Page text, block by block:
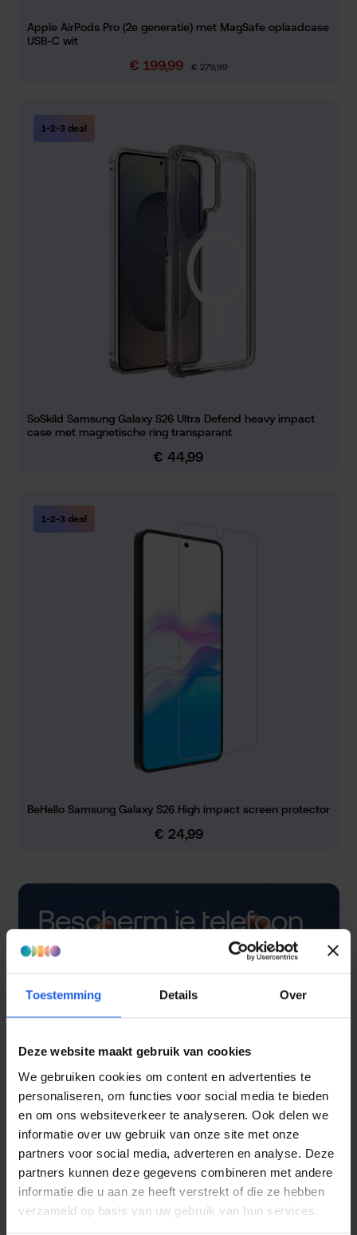
Toestemming Details Over
Deze website maakt gebruik van cookies
We gebruiken cookies om content en advertenties te
personaliseren, om functies voor social media te bieden
en om ons websiteverkeer te analyseren. Ook delen we
informatie over uw gebruik van onze site met onze
partners voor social media, adverteren en analyse. Deze
partners kunnen deze gegevens combineren met andere
informatie die u aan ze heeft verstrekt of die ze hebben
verzameld op basis van uw gebruik van hun services.
Apple AirPods Pro (2e generatie) met MagSafe oplaadcase
USB-C wit
Verkoopprijs:
€ 199,99 Normale prijs:
€ 279,99
1-2-3 deal
SoSkild Samsung Galaxy S26 Ultra Defend heavy impact
case met magnetische ring transparant
Normale prijs:
€ 44,99
1-2-3 deal
BeHello Samsung Galaxy S26 High impact screen protector
Normale prijs:
€ 24,99
Bescherm je telefoon
met een hoesje